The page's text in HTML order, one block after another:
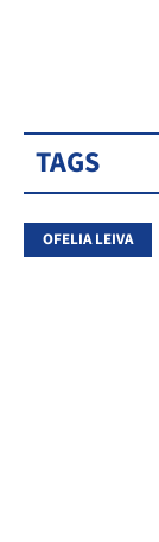
TAGS
OFELIA LEIVA